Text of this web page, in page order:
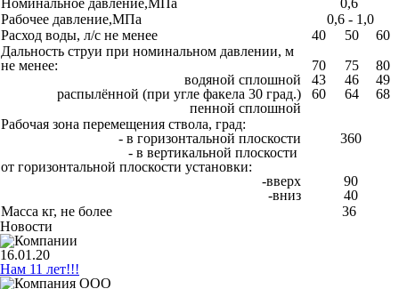
Номинальное давление,МПа
0,6
Рабочее давление,МПа
0,6 - 1,0
Расход воды, л/с не менее
40 50
60
Дальность струи при номинальном давлении, м
не менее:
водяной сплошной
распылённой (при угле факела 30 град.)
пенной сплошной
70
43
60
75
46
64
80
49
68
Рабочая зона перемещения ствола, град:
- в горизонтальной плоскости
- в вертикальной плоскости
от горизонтальной плоскости установки:
-вверх
-вниз
360
90
40
Масса кг, не более
36
Новости
16.01.20
Нам 11 лет!!!